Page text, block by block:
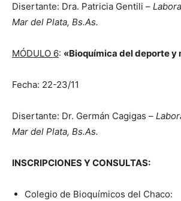
Disertante: Dra. Patricia Gentili –
Mar del Plata, Bs.As.
MÓDULO 6: «Bioquímica del deporte y
Fecha: 22-23/11
Disertante: Dr. Germán Cagigas –
Mar del Plata, Bs.As.
INSCRIPCIONES Y CONSULTAS:
Colegio de Bioquímicos del Chaco: